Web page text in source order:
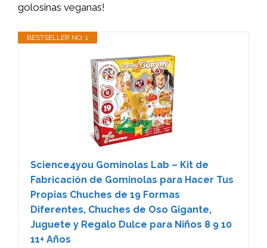
golosinas veganas!
BESTSELLER NO. 1
Science4you Gominolas Lab – Kit de
Fabricación de Gominolas para Hacer Tus
Propias Chuches de 19 Formas
Diferentes, Chuches de Oso Gigante,
Juguete y Regalo Dulce para Niños 8 9 10
11+ Años